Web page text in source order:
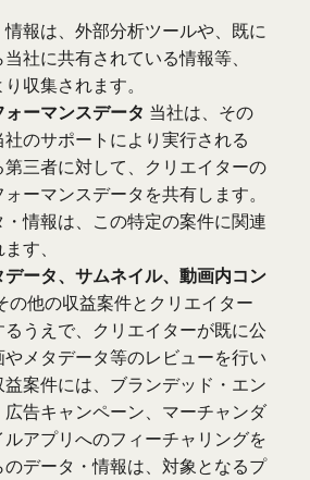
報は、外部分析ツールや、既に
社に共有されている情報等、
収集されます。
ーマンスデータ 当社は、その
のサポートにより実行される
三者に対して、クリエイターの
ーマンスデータを共有します。
情報は、この特定の案件に関連
す、
ータ、サムネイル、動画内コン
の他の収益案件とクリエイター
うえで、クリエイターが既に公
メタデータ等のレビューを行い
案件には、ブランデッド・エン
告キャンペーン、マーチャンダ
アプリへのフィーチャリングを
データ・情報は、対象となるプ